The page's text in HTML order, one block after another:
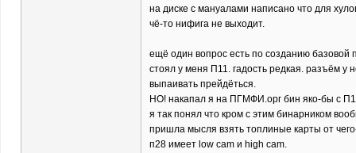
на диске с мануалами написано что для
чё-то нифига не выходит.
ещё один вопрос есть по созданию базовой
стоял у меня П11. гадость редкая. разъём у
выпаивать прейдёться.
НО! накапал я на ПГМФИ.орг бин яко-бы с
я так понял что кром с этим бинарником
пришла мысля взять топлиные карты от
п28 имеет low cam и high cam.